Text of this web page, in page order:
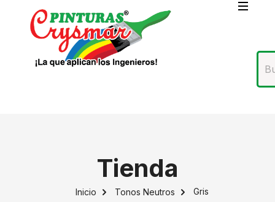
Tienda
Inicio Tonos Neutros Gris